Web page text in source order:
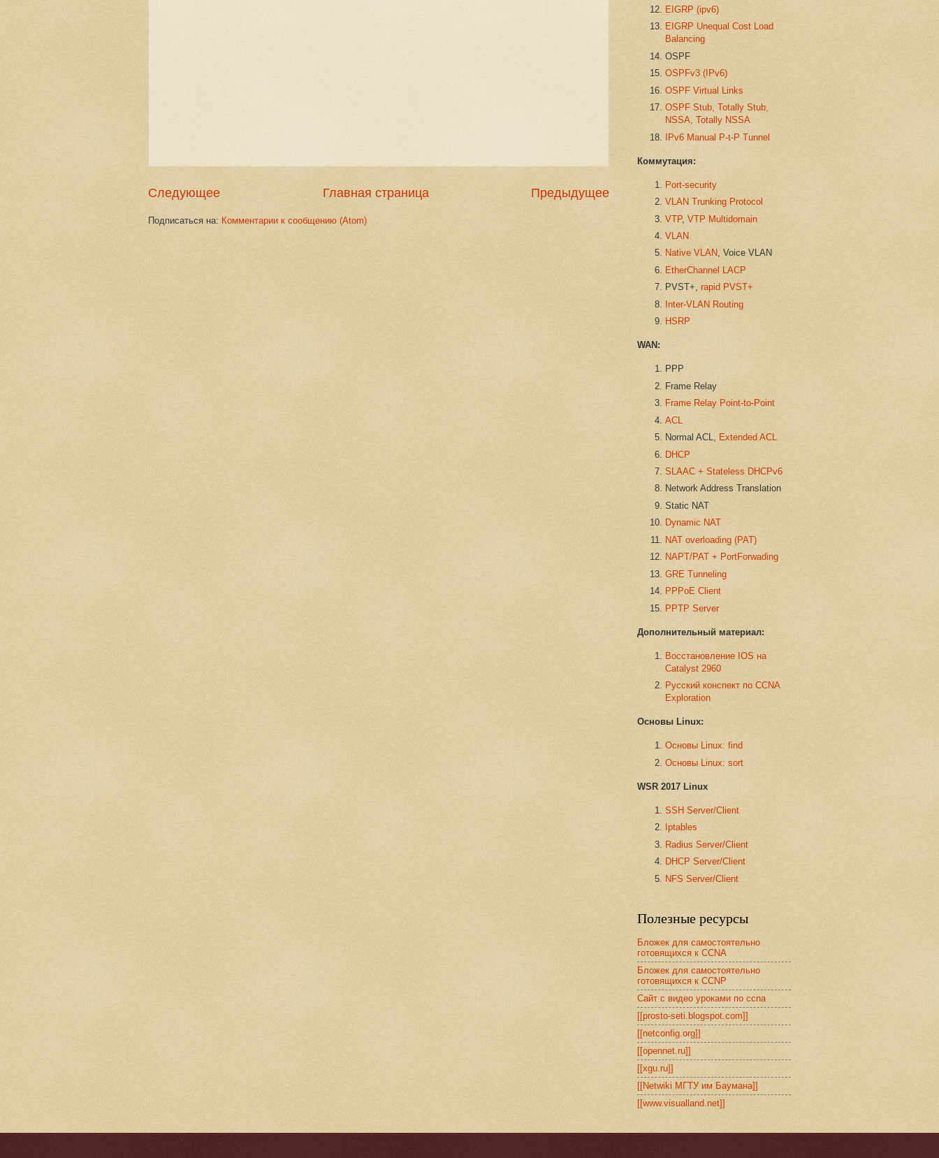
Следующее Предыдущее
Главная страница
Подписаться на: Комментарии к сообщению (Atom)
EIGRP (ipv6)
EIGRP Unequal Cost Load
Balancing
OSPF
OSPFv3 (IPv6)
OSPF Virtual Links
OSPF Stub, Totally Stub,
NSSA, Totally NSSA
IPv6 Manual P-t-P Tunnel
Коммутация:
Port-security
VLAN Trunking Protocol
VTP, VTP Multidomain
VLAN
Native VLAN, Voice VLAN
EtherChannel LACP
PVST+, rapid PVST+
Inter-VLAN Routing
HSRP
WAN:
PPP
Frame Relay
Frame Relay Point-to-Point
ACL
Normal ACL, Extended ACL
DHCP
SLAAC + Stateless DHCPv6
Network Address Translation
Static NAT
Dynamic NAT
NAT overloading (PAT)
NAPT/PAT + PortForwading
GRE Tunneling
PPPoE Client
PPTP Server
Дополнительный материал:
Восстановление IOS на
Catalyst 2960
Русский конспект по CCNA
Exploration
Основы Linux:
Основы Linux: find
Основы Linux: sort
WSR 2017 Linux
SSH Server/Client
Iptables
Radius Server/Client
DHCP Server/Client
NFS Server/Client
Полезные ресурсы
Бложек для самостоятельно
готовящихся к CCNA
Бложек для самостоятельно
готовящихся к CCNP
Сайт с видео уроками по ccna
[[prosto-seti.blogspot.com]]
[[netconfig.org]]
[[opennet.ru]]
[[xgu.ru]]
[[Netwiki МГТУ им Баумана]]
[[www.visualland.net]]